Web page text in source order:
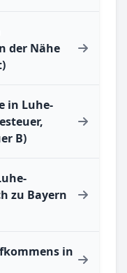
der Nähe
in Luhe-
B)
zu Bayern
in